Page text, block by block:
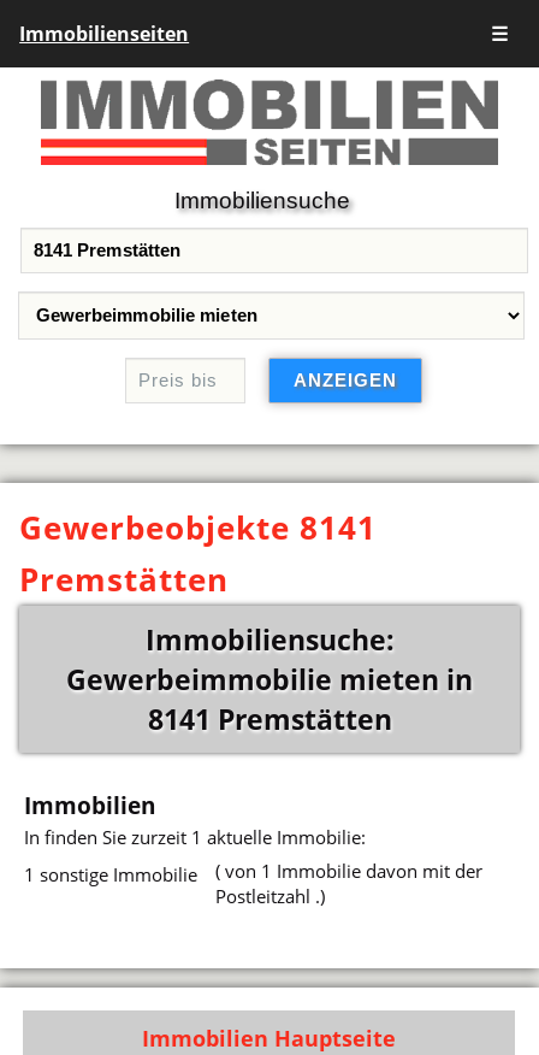
Immobilienseiten ☰
Immobiliensuche
Gewerbeobjekte 8141
Premstätten
Immobiliensuche:
Gewerbeimmobilie mieten in
8141 Premstätten
Immobilien
Infinden Sie zurzeit 1 aktuelle Immobilie:
1 sonstige Immobilie
( von 1 Immobilie davon mit der
Postleitzahl .)
Immobilien Hauptseite